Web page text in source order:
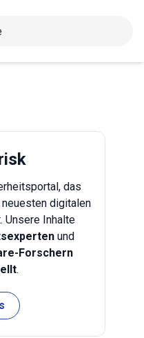
das
digitalen
Unsere Inhalte
und
Forschern
.